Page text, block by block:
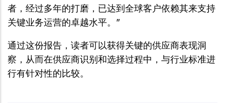
者，经过多年的打磨，已达到全球客户依赖其来支持
关键业务运营的卓越水平。”
通过这份报告，读者可以获得关键的供应商表现洞
察，从而在供应商识别和选择过程中，与行业标准进
行有针对性的比较。